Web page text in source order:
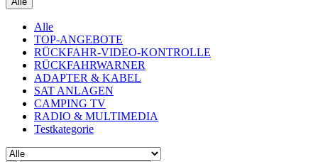
Alle
TOP-ANGEBOTE
RÜCKFAHR-VIDEO-KONTROLLE
RÜCKFAHRWARNER
ADAPTER & KABEL
SAT ANLAGEN
CAMPING TV
RADIO & MULTIMEDIA
Testkategorie